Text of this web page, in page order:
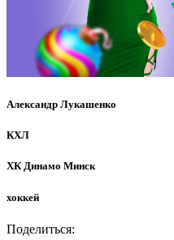
Александр Лукашенко
КХЛ
ХК Динамо Минск
хоккей
Поделиться: